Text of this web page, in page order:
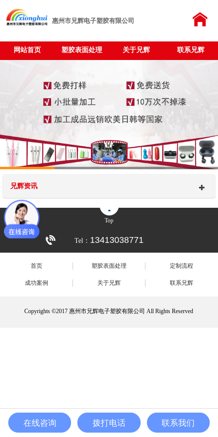
惠州市兄辉电子塑胶有限公司
网站首页 塑胶表面处理 关于兄辉 联系兄辉
兄辉资讯
Top
Tel： 13413038771
首页 塑胶表面处理 定制流程
成功案例 关于兄辉 联系兄辉
Copyrights ©2017 惠州市兄辉电子塑胶有限公司 All Rights Reserved
在线咨询 拨打电话 联系我们